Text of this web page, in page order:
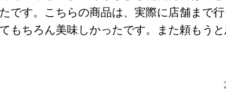
です。こちらの商品は、実際に店舗まで
もちろん美味しかったです。また頼もうと